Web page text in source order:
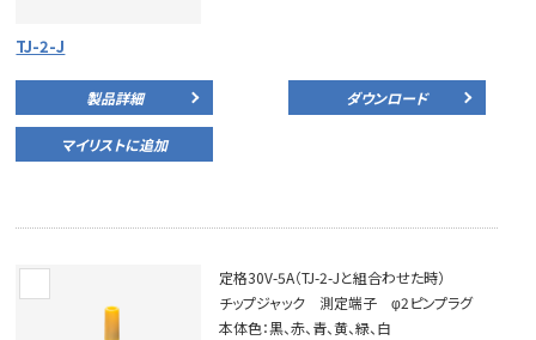
TJ-2-J
製品詳細 ダウンロード
マイリストに追加
定格30V-5A（TJ-2-Jと組合わせた時）
チップジャック 測定端子 φ2ピンプラグ
本体色：黒、赤、青、黄、緑、白